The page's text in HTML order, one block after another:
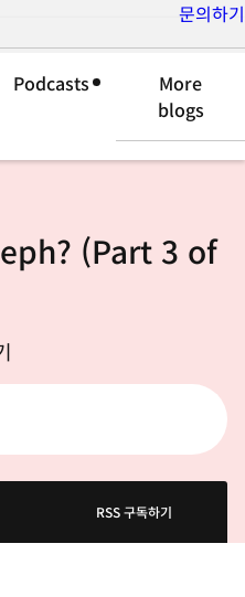
문의하기
Podcasts
More
blogs
(Part 3 of
RSS 구독하기